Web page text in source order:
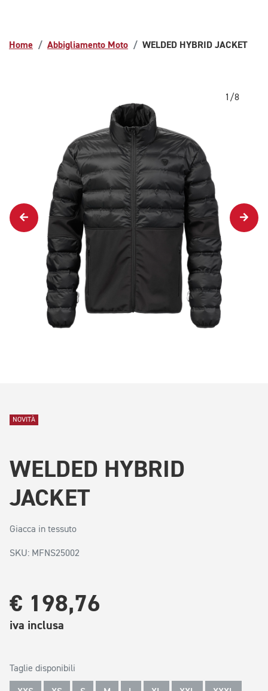
Home Abbigliamento Moto WELDED HYBRID JACKET
1/8
NOVITÀ
WELDED HYBRID
JACKET
Giacca in tessuto
SKU: MFNS25002
€ 198,76
iva inclusa
Taglie disponibili